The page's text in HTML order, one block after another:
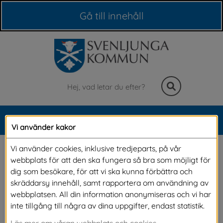
Gå till innehåll
Sök
Meny
Politik och beslut
Kommunens politiker fattar dagligen beslut om
en mängd frågor som påverkar dig som
medborgare. Här kan du läsa om hur du tar del
Vi använder kakor
Vi använder cookies, inklusive tredjeparts, på vår
webbplats för att den ska fungera så bra som möjligt för
dig som besökare, för att vi ska kunna förbättra och
skräddarsy innehåll, samt rapportera om användning av
webbplatsen. All din information anonymiseras och vi har
inte tillgång till några av dina uppgifter, endast statistik.